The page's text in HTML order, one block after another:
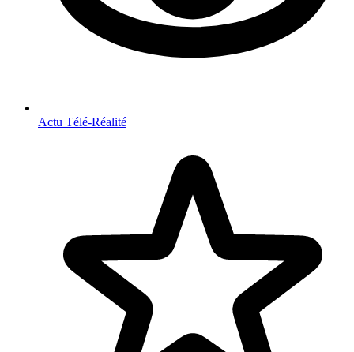
Actu Télé-Réalité